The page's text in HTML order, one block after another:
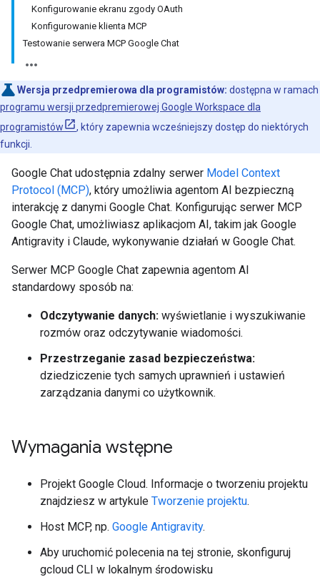
Konfigurowanie ekranu zgody OAuth
Konfigurowanie klienta MCP
Testowanie serwera MCP Google Chat
Wersja przedpremierowa dla programistów: dostępna w ramach
programu wersji przedpremierowej Google Workspace dla
programistów
, który zapewnia wcześniejszy dostęp do niektórych
funkcji.
Google Chat udostępnia zdalny serwer Model Context
Protocol (MCP), który umożliwia agentom AI bezpieczną
interakcję z danymi Google Chat. Konfigurując serwer MCP
Google Chat, umożliwiasz aplikacjom AI, takim jak Google
Antigravity i Claude, wykonywanie działań w Google Chat.
Serwer MCP Google Chat zapewnia agentom AI
standardowy sposób na:
Odczytywanie danych: wyświetlanie i wyszukiwanie
rozmów oraz odczytywanie wiadomości.
Przestrzeganie zasad bezpieczeństwa:
dziedziczenie tych samych uprawnień i ustawień
zarządzania danymi co użytkownik.
Wymagania wstępne
Projekt Google Cloud. Informacje o tworzeniu projektu
znajdziesz w artykule Tworzenie projektu.
Host MCP, np. Google Antigravity.
Aby uruchomić polecenia na tej stronie, skonfiguruj
gcloud CLI w lokalnym środowisku